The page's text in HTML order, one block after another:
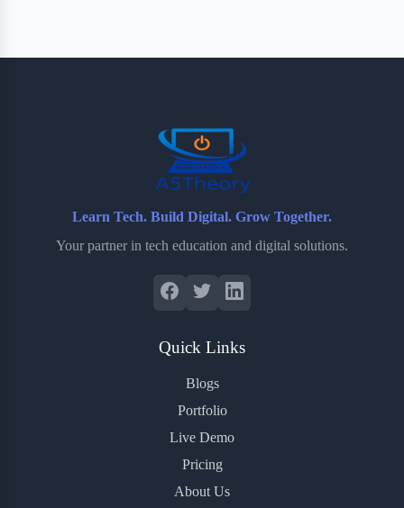
Learn Tech. Build Digital. Grow Together.
Your partner in tech education and digital solutions.
Quick Links
Blogs
Portfolio
Live Demo
Pricing
About Us